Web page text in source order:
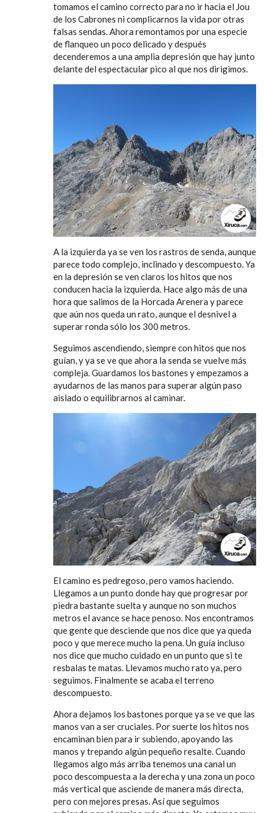
tomamos el camino correcto para no ir hacia el Jou
de los Cabrones ni complicarnos la vida por otras
falsas sendas. Ahora remontamos por una especie
de flanqueo un poco delicado y después
decenderemos a una amplia depresión que hay junto
delante del espectacular pico al que nos dirigimos.
A la izquierda ya se ven los rastros de senda, aunque
parece todo complejo, inclinado y descompuesto. Ya
en la depresión se ven claros los hitos que nos
conducen hacia la izquierda. Hace algo más de una
hora que salimos de la Horcada Arenera y parece
que aún nos queda un rato, aunque el desnivel a
superar ronda sólo los 300 metros.
Seguimos ascendiendo, siempre con hitos que nos
guían, y ya se ve que ahora la senda se vuelve más
compleja. Guardamos los bastones y empezamos a
ayudarnos de las manos para superar algún paso
aislado o equilibrarnos al caminar.
El camino es pedregoso, pero vamos haciendo.
Llegamos a un punto donde hay que progresar por
piedra bastante suelta y aunque no son muchos
metros el avance se hace penoso. Nos encontramos
que gente que desciende que nos dice que ya queda
poco y que merece mucho la pena. Un guía incluso
nos dice que mucho cuidado en un punto que si te
resbalas te matas. Llevamos mucho rato ya, pero
seguimos. Finalmente se acaba el terreno
descompuesto.
Ahora dejamos los bastones porque ya se ve que las
manos van a ser cruciales. Por suerte los hitos nos
encaminan bien para ir subiendo, apoyando las
manos y trepando algún pequeño resalte. Cuando
llegamos algo más arriba tenemos una canal un
poco descompuesta a la derecha y una zona un poco
más vertical que asciende de manera más directa,
pero con mejores presas. Así que seguimos